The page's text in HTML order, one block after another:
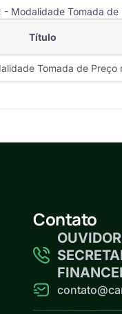
- Modalidade Tomada
Título
Tomada de
Contato